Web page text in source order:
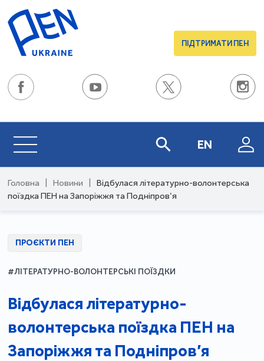
ПІДТРИМАТИ ПЕН
EN
Головна Новини
Відбулася літературно-волонтерська
поїздка ПЕН на Запоріжжя та Подніпров’я
ПРОЄКТИ ПЕН
#ЛІТЕРАТУРНО-ВОЛОНТЕРСЬКІ ПОЇЗДКИ
Відбулася літературно-
волонтерська поїздка ПЕН на
Запоріжжя та Подніпров’я